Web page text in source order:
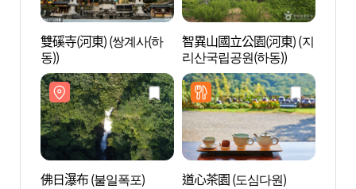
雙磎寺(河東) (쌍계사(하
동))
智異山國立公園(河東) (지
리산국립공원(하동))
佛日瀑布 (불일폭포) 道心茶園 (도심다원)